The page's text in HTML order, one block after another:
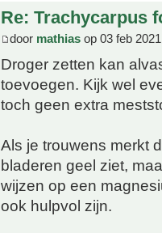
Re: Trachycarpus
door mathias op 03 feb
Droger zetten kan
toevoegen. Kijk wel
toch geen extra
Als je trouwens merkt
bladeren geel ziet,
wijzen op een
ook hulpvol zijn.